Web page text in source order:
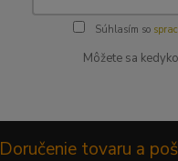
Súhlasím so
Môžete sa
Doručenie tovaru a